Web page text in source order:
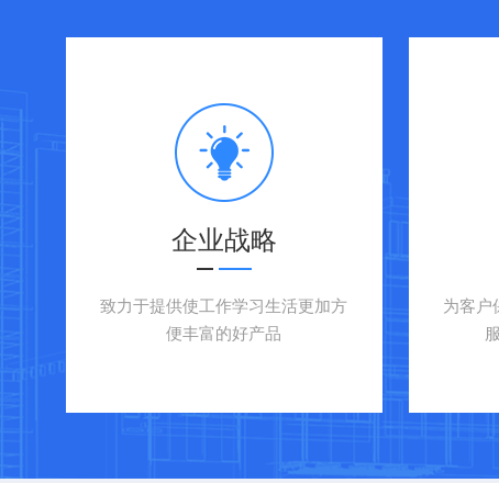
企业战略
致力于提供使工作学习生活更加方
便丰富的好产品
为客户